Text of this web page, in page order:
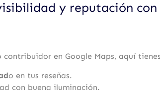
y reputación con
contribuidor en Google Maps, aquí
o en tus reseñas.
con buena iluminación.